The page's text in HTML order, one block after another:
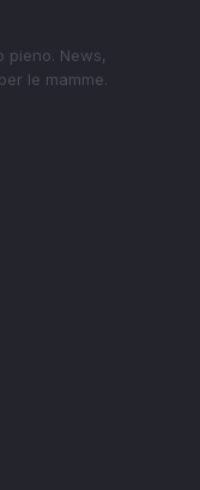
pieno. News,
le mamme.